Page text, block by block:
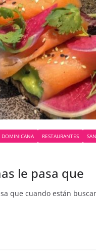
DOMINICANA RESTAURANTES
le pasa que
que cuando están